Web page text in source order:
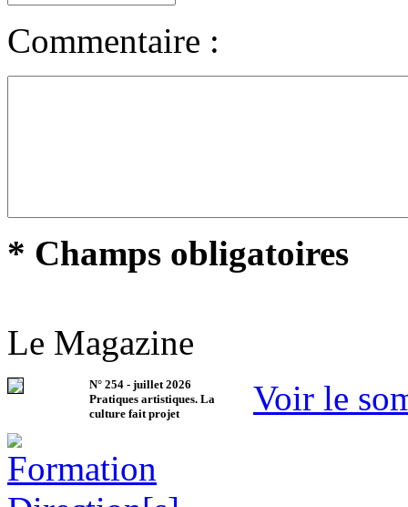
Commentaire :
* Champs obligatoires
Le Magazine
N° 254 - juillet 2026
Pratiques artistiques. La
culture fait projet
Voir le